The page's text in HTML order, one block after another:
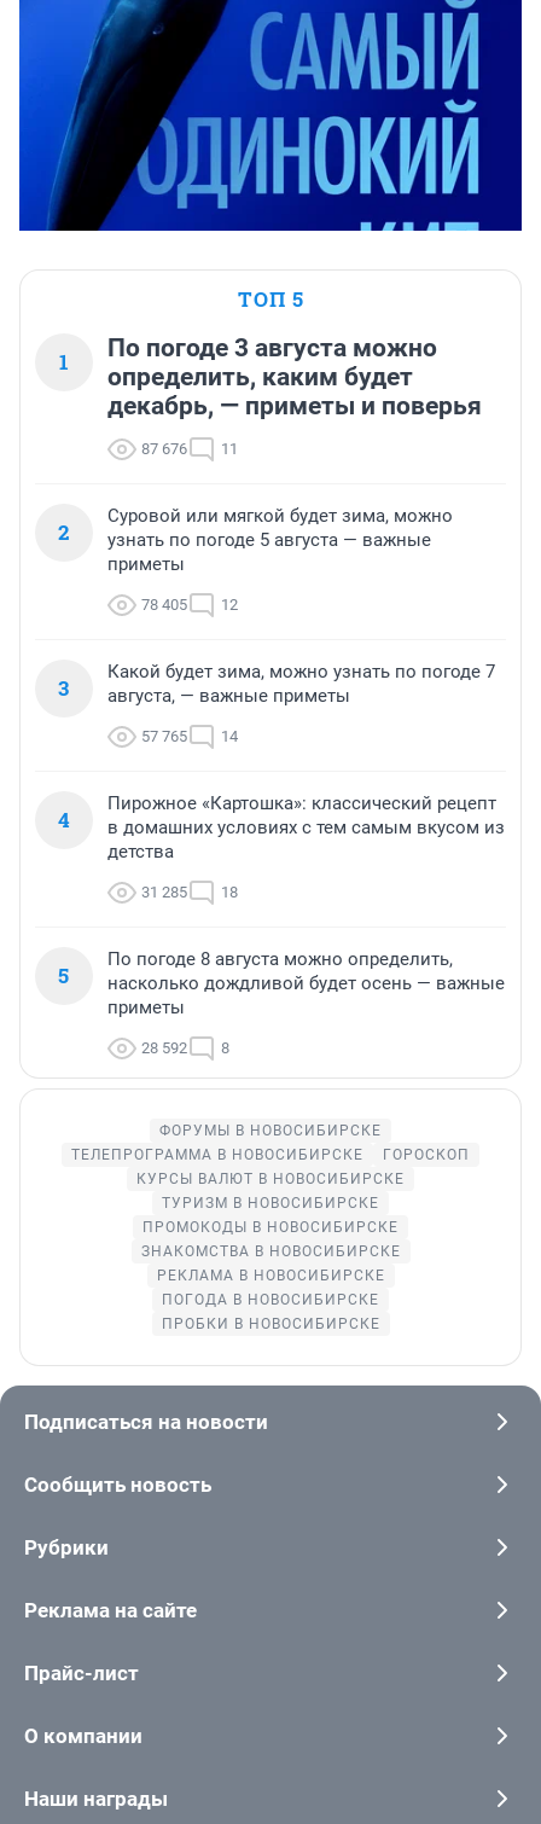
ТОП 5
1
По погоде 3 августа можно
определить, каким будет
декабрь, — приметы и поверья
87 676 11
2
Суровой или мягкой будет зима, можно
узнать по погоде 5 августа — важные
приметы
78 405 12
3
Какой будет зима, можно узнать по погоде 7
августа, — важные приметы
57 765 14
4
Пирожное «Картошка»: классический рецепт
в домашних условиях с тем самым вкусом из
детства
31 285 18
5
По погоде 8 августа можно определить,
насколько дождливой будет осень — важные
приметы
28 592 8
ФОРУМЫ В НОВОСИБИРСКЕ
ТЕЛЕПРОГРАММА В НОВОСИБИРСКЕ
ГОРОСКОП
КУРСЫ ВАЛЮТ В НОВОСИБИРСКЕ
ТУРИЗМ В НОВОСИБИРСКЕ
ПРОМОКОДЫ В НОВОСИБИРСКЕ
ЗНАКОМСТВА В НОВОСИБИРСКЕ
РЕКЛАМА В НОВОСИБИРСКЕ
ПОГОДА В НОВОСИБИРСКЕ
ПРОБКИ В НОВОСИБИРСКЕ
Подписаться на новости
Сообщить новость
Рубрики
Реклама на сайте
Прайс-лист
О компании
Наши награды